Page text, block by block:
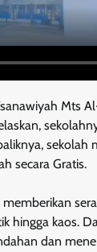
Mts
sekolah
secara Gratis.
memberikan
hingga kaos.
dan